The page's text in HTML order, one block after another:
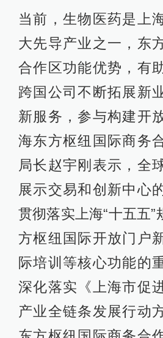
当前，生物医药是上
大先导产业之一，东
合作区功能优势，有
跨国公司不断拓展新
新服务，参与构建开
海东方枢纽国际商务
局长赵宇刚表示，全
展示交易和创新中心
贯彻落实上海“十五五”
方枢纽国际开放门户
际培训等核心功能的
深化落实《上海市促
产业全链条发展行动